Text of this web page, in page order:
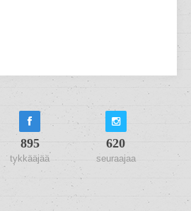
895
tykkääjää
620
seuraajaa